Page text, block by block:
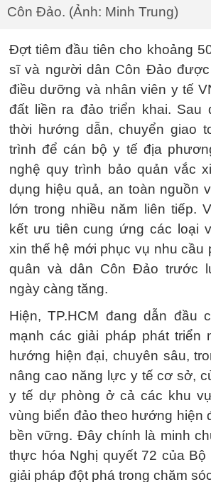
Côn Đảo. (Ảnh: Minh Trung)
Đợt tiêm đầu tiên cho khoảng
sĩ và người dân Côn Đảo
điều dưỡng và nhân viên y tế
đất liền ra đảo triển khai. Sau
thời hướng dẫn, chuyển giao
trình để cán bộ y tế địa
nghệ quy trình bảo quản vắc
dụng hiệu quả, an toàn nguồn
lớn trong nhiều năm liên tiếp.
kết ưu tiên cung ứng các loại
xin thế hệ mới phục vụ nhu cầu
quân và dân Côn Đảo trước
ngày càng tăng.
Hiện, TP.HCM đang dẫn đầu
mạnh các giải pháp phát triển
hướng hiện đại, chuyên sâu,
nâng cao năng lực y tế cơ sở,
y tế dự phòng ở cả các khu
vùng biển đảo theo hướng hiện
bền vững. Đây chính là minh
thực hóa Nghị quyết 72 của Bộ
giải pháp đột phá trong chăm